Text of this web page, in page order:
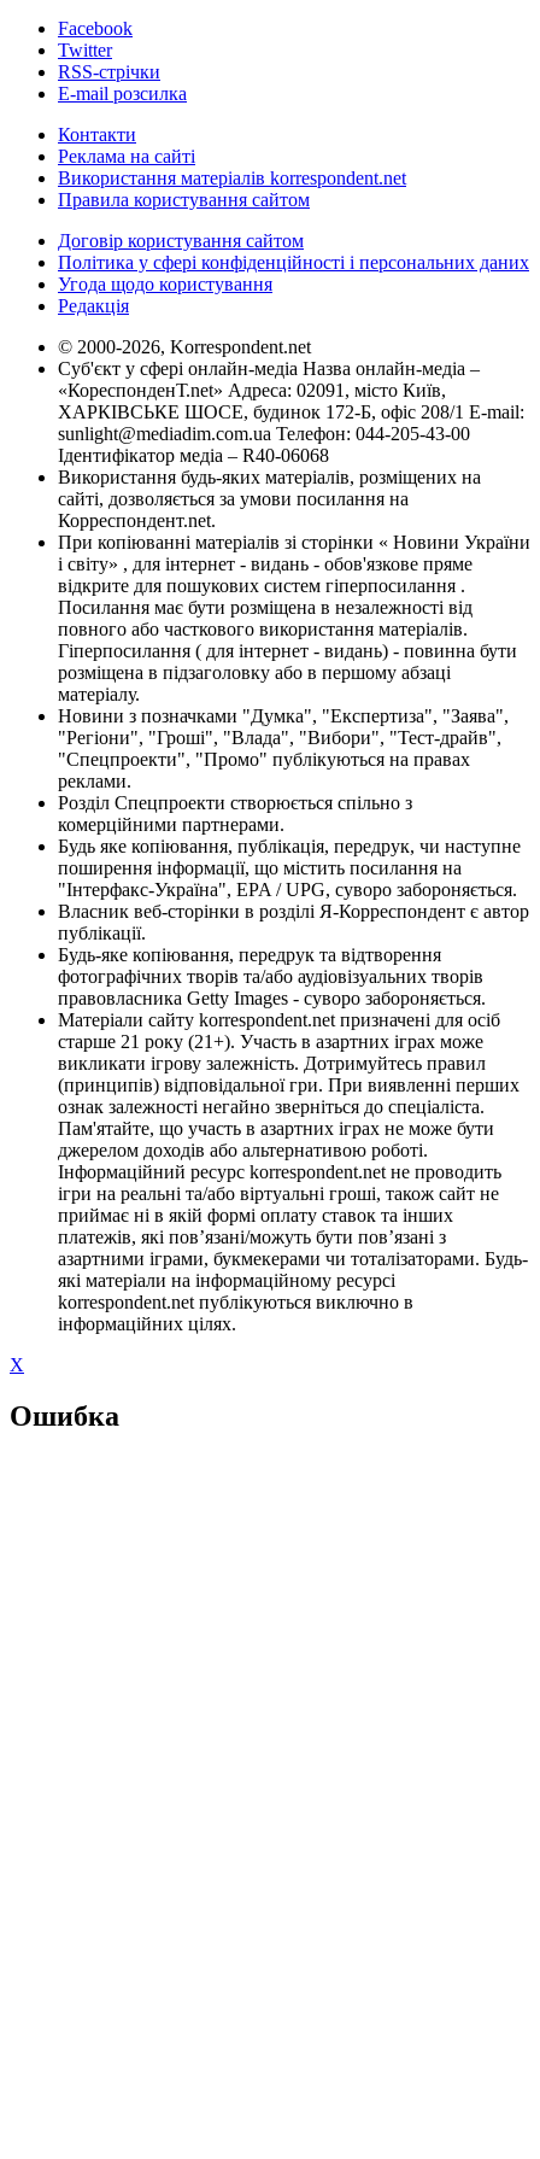
Facebook
Twitter
RSS-стрічки
E-mail розсилка
Контакти
Реклама на сайті
Використання матеріалів korrespondent.net
Правила користування сайтом
Договір користування сайтом
Політика у сфері конфіденційності і персональних даних
Угода щодо користування
Редакція
© 2000-2026, Korrespondent.net
Суб'єкт у сфері онлайн-медіа Назва онлайн-медіа –
«КореспонденТ.net» Адреса: 02091, місто Київ,
ХАРКІВСЬКЕ ШОСЕ, будинок 172-Б, офіс 208/1 E-mail:
sunlight@mediadim.com.ua Телефон: 044-205-43-00
Ідентифікатор медіа – R40-06068
Використання будь-яких матеріалів, розміщених на
сайті, дозволяється за умови посилання на
Корреспондент.net.
При копіюванні матеріалів зі сторінки « Новини України
і світу» , для інтернет - видань - обов'язкове пряме
відкрите для пошукових систем гіперпосилання .
Посилання має бути розміщена в незалежності від
повного або часткового використання матеріалів.
Гіперпосилання ( для інтернет - видань) - повинна бути
розміщена в підзаголовку або в першому абзаці
матеріалу.
Новини з позначками "Думка", "Експертиза", "Заява",
"Регіони", "Гроші", "Влада", "Вибори", "Тест-драйв",
"Спецпроекти", "Промо" публікуються на правах
реклами.
Розділ Спецпроекти створюється спільно з
комерційними партнерами.
Будь яке копіювання, публікація, передрук, чи наступне
поширення інформації, що містить посилання на
"Інтерфакс-Україна", EPA / UPG, суворо забороняється.
Власник веб-сторінки в розділі Я-Корреспондент є автор
публікації.
Будь-яке копіювання, передрук та відтворення
фотографічних творів та/або аудіовізуальних творів
правовласника Getty Images - суворо забороняється.
Матеріали сайту korrespondent.net призначені для осіб
старше 21 року (21+). Участь в азартних іграх може
викликати ігрову залежність. Дотримуйтесь правил
(принципів) відповідальної гри. При виявленні перших
ознак залежності негайно зверніться до спеціаліста.
Пам'ятайте, що участь в азартних іграх не може бути
джерелом доходів або альтернативою роботі.
Інформаційний ресурс korrespondent.net не проводить
ігри на реальні та/або віртуальні гроші, також сайт не
приймає ні в якій формі оплату ставок та інших
платежів, які пов’язані/можуть бути пов’язані з
азартними іграми, букмекерами чи тоталізаторами. Будь-
які матеріали на інформаційному ресурсі
korrespondent.net публікуються виключно в
інформаційних цілях.
X
Ошибка